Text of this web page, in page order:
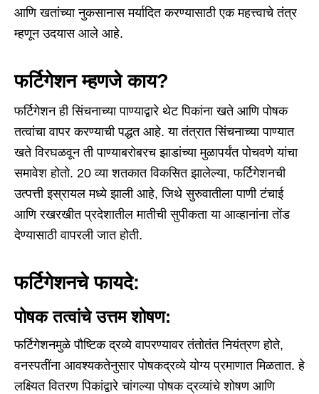
आणि खतांच्या नुकसानास मर्यादित करण्यासाठी एक महत्त्वाचे तंत्र
म्हणून उदयास आले आहे.
फर्टिगेशन म्हणजे काय?
फर्टिगेशन ही सिंचनाच्या पाण्याद्वारे थेट पिकांना खते आणि पोषक
तत्वांचा वापर करण्याची पद्धत आहे. या तंत्रात सिंचनाच्या पाण्यात
खते विरघळवून ती पाण्याबरोबरच झाडांच्या मुळापर्यंत पोचवणे यांचा
समावेश होतो. 20 व्या शतकात विकसित झालेल्या, फर्टिगेशनची
उत्पत्ती इस्रायल मध्ये झाली आहे, जिथे सुरुवातीला पाणी टंचाई
आणि रखरखीत प्रदेशातील मातीची सुपीकता या आव्हानांना तोंड
देण्यासाठी वापरली जात होती.
फर्टिगेशनचे फायदे:
पोषक तत्वांचे उत्तम शोषण:
फर्टिगेशनमुळे पौष्टिक द्रव्ये वापरण्यावर तंतोतंत नियंत्रण होते,
वनस्पतींना आवश्यकतेनुसार पोषकद्रव्ये योग्य प्रमाणात मिळतात. हे
लक्ष्यित वितरण पिकांद्वारे चांगल्या पोषक द्रव्यांचे शोषण आणि